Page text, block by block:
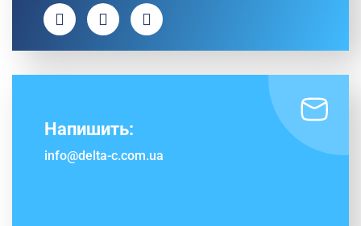
Напишить:
info@delta-c.com.ua